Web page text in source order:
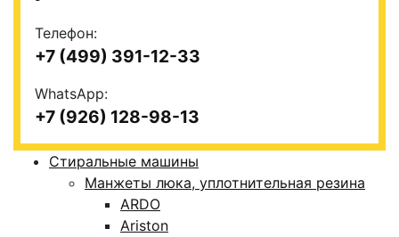
Телефон:
+7 (499) 391-12-33
WhatsApp:
+7 (926) 128-98-13
Стиральные машины
Манжеты люка, уплотнительная резина
ARDO
Ariston